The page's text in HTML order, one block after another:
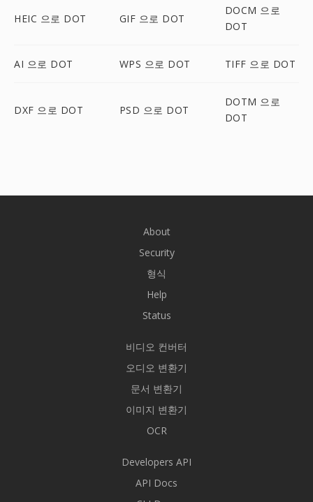
HEIC 으로 DOT GIF 으로 DOT
DOCM 으로
DOT
AI 으로 DOT WPS 으로 DOT TIFF 으로 DOT
DXF 으로 DOT PSD 으로 DOT
DOTM 으로
DOT
About
Security
형식
Help
Status
비디오 컨버터
오디오 변환기
문서 변환기
이미지 변환기
OCR
Developers API
API Docs